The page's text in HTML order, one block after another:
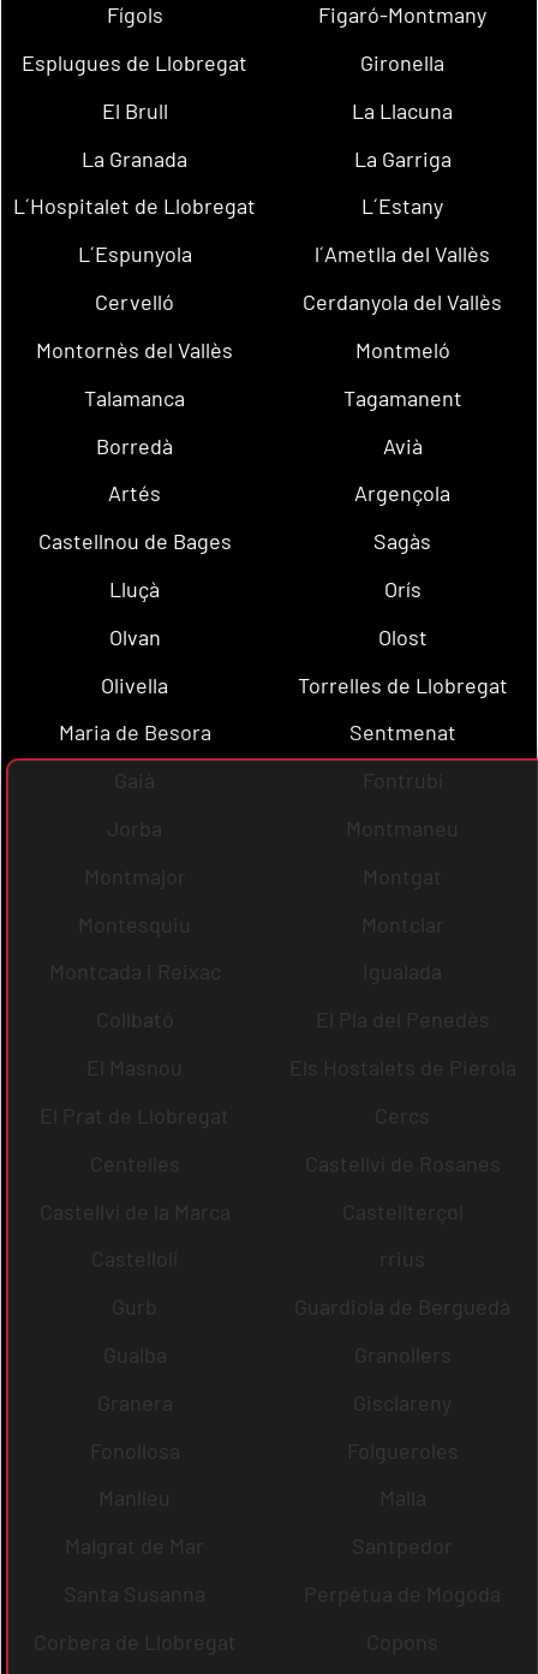
Fígols
Figaró-Montmany
Esplugues de Llobregat
Gironella
El Brull
La Llacuna
La Granada
La Garriga
L´Hospitalet de Llobregat
L´Estany
L´Espunyola
l´Ametlla del Vallès
Cervelló
Cerdanyola del Vallès
Montornès del Vallès
Montmeló
Talamanca
Tagamanent
Borredà
Avià
Artés
Argençola
Castellnou de Bages
Sagàs
Lluçà
Orís
Olvan
Olost
Olivella
Torrelles de Llobregat
Maria de Besora
Sentmenat
Gaià
Fontrubí
Jorba
Montmaneu
Montmajor
Montgat
Montesquiu
Montclar
Montcada i Reixac
Igualada
Collbató
El Pla del Penedès
El Masnou
Els Hostalets de Pierola
El Prat de Llobregat
Cercs
Centelles
Castellví de Rosanes
Castellví de la Marca
Castellterçol
Castellolí
rrius
Gurb
Guardiola de Berguedà
Gualba
Granollers
Granera
Gisclareny
Fonollosa
Folgueroles
Manlleu
Malla
Malgrat de Mar
Santpedor
Santa Susanna
Perpètua de Mogoda
Corbera de Llobregat
Copons